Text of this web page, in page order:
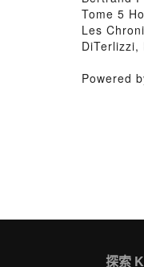
Tome 5
Les
DiTerlizzi,
Powered
探索